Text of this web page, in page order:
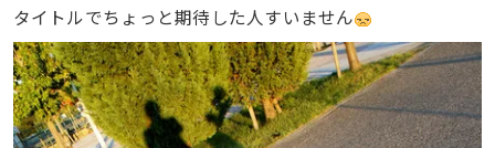
タイトルでちょっと期待した人すいません